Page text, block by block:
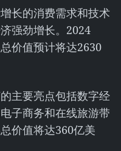
长的消费需求和技术
强劲增长。2024
价值预计将达2630
主要亮点包括数字经
子商务和在线旅游带
价值将达360亿美